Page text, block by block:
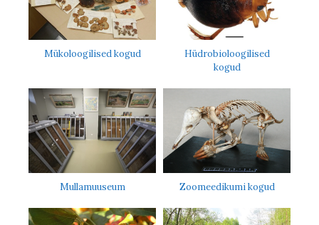
Mükoloogilised kogud
Hüdrobioloogilised
kogud
Mullamuuseum Zoomeedikumi kogud